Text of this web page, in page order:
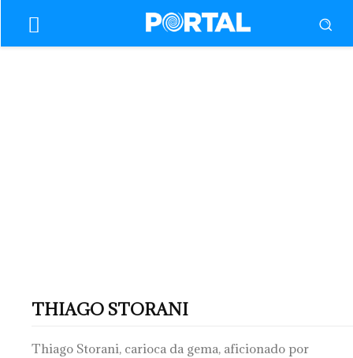
THIAGO STORANI
Thiago Storani, carioca da gema, aficionado por